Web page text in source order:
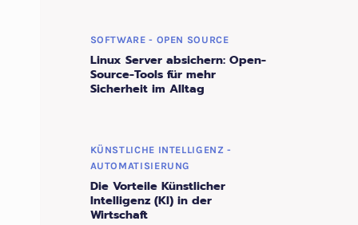
SOFTWARE - OPEN SOURCE
Linux Server absichern: Open-
Source-Tools für mehr
Sicherheit im Alltag
KÜNSTLICHE INTELLIGENZ -
AUTOMATISIERUNG
Die Vorteile Künstlicher
Intelligenz (KI) in der
Wirtschaft